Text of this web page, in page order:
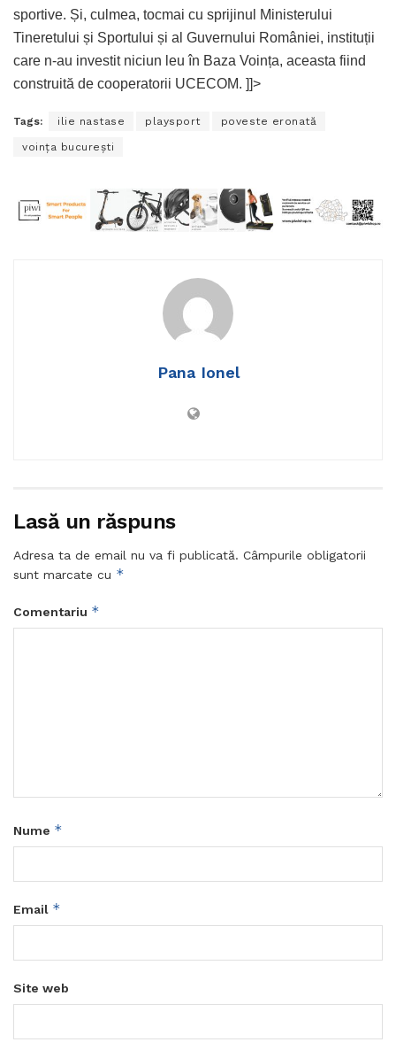
sportive. Și, culmea, tocmai cu sprijinul Ministerului
Tineretului și Sportului și al Guvernului României, instituții
care n-au investit niciun leu în Baza Voința, aceasta fiind
construită de cooperatorii UCECOM. ]]>
Tags: ilie nastase playsport poveste eronată
voința bucurești
Pana Ionel
Lasă un răspuns
Adresa ta de email nu va fi publicată. Câmpurile obligatorii
sunt marcate cu *
Comentariu *
Nume *
Email *
Site web